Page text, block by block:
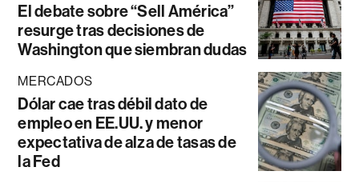
El debate sobre “Sell América”
resurge tras decisiones de
Washington que siembran dudas
MERCADOS
Dólar cae tras débil dato de
empleo en EE.UU. y menor
expectativa de alza de tasas de
la Fed